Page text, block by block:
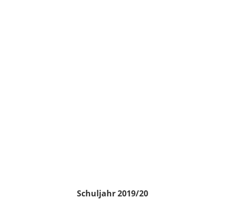
Schuljahr 2019/20